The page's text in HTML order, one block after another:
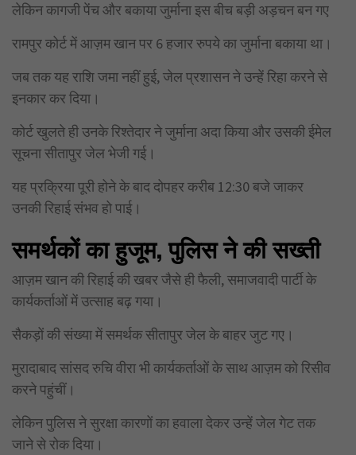
लेकिन कागजी पेंच और बकाया जुर्माना इस बीच बड़ी अड़चन बन गए
रामपुर कोर्ट में आज़म खान पर 6 हजार रुपये का जुर्माना बकाया था।
जब तक यह राशि जमा नहीं हुई, जेल प्रशासन ने उन्हें रिहा करने से
इनकार कर दिया।
कोर्ट खुलते ही उनके रिश्तेदार ने जुर्माना अदा किया और उसकी ईमेल
सूचना सीतापुर जेल भेजी गई।
यह प्रक्रिया पूरी होने के बाद दोपहर करीब 12:30 बजे जाकर
उनकी रिहाई संभव हो पाई।
समर्थकों का हुजूम, पुलिस ने की सख्ती
आज़म खान की रिहाई की खबर जैसे ही फैली, समाजवादी पार्टी के
कार्यकर्ताओं में उत्साह बढ़ गया।
सैकड़ों की संख्या में समर्थक सीतापुर जेल के बाहर जुट गए।
मुरादाबाद सांसद रुचि वीरा भी कार्यकर्ताओं के साथ आज़म को रिसीव
करने पहुंचीं।
लेकिन पुलिस ने सुरक्षा कारणों का हवाला देकर उन्हें जेल गेट तक
जाने से रोक दिया।